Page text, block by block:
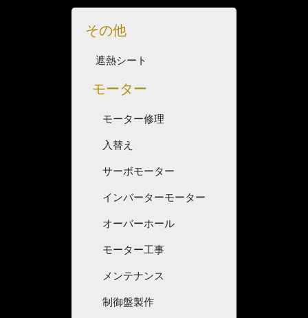
その他
遮熱シート
モーター
モーター修理
入替え
サーボモーター
インバーターモーター
オーバーホール
モーター工事
メンテナンス
制御盤製作